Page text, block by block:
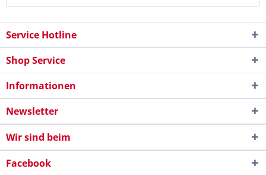
Service Hotline
Shop Service
Informationen
Newsletter
Wir sind beim
Facebook